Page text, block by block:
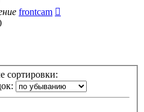
frontcam
сортировки: